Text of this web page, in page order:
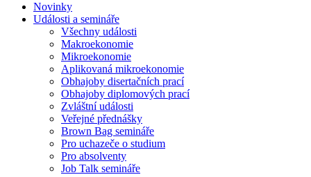
Novinky
Události a semináře
Všechny události
Makroekonomie
Mikroekonomie
Aplikovaná mikroekonomie
Obhajoby disertačních prací
Obhajoby diplomových prací
Zvláštní události
Veřejné přednášky
Brown Bag semináře
Pro uchazeče o studium
Pro absolventy
Job Talk semináře